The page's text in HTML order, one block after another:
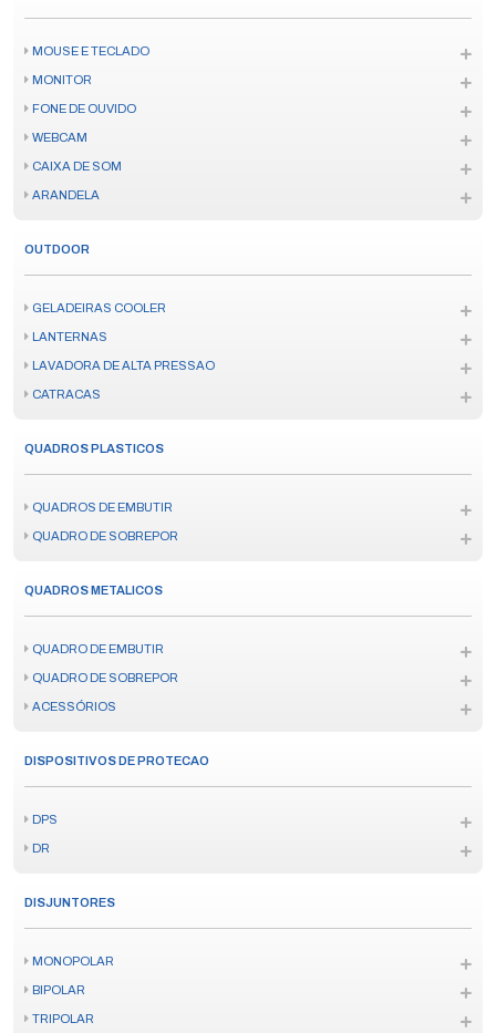
MOUSE E TECLADO
MONITOR
FONE DE OUVIDO
WEBCAM
CAIXA DE SOM
ARANDELA
OUTDOOR
GELADEIRAS COOLER
LANTERNAS
LAVADORA DE ALTA PRESSAO
CATRACAS
QUADROS PLASTICOS
QUADROS DE EMBUTIR
QUADRO DE SOBREPOR
QUADROS METALICOS
QUADRO DE EMBUTIR
QUADRO DE SOBREPOR
ACESSÓRIOS
DISPOSITIVOS DE PROTECAO
DPS
DR
DISJUNTORES
MONOPOLAR
BIPOLAR
TRIPOLAR